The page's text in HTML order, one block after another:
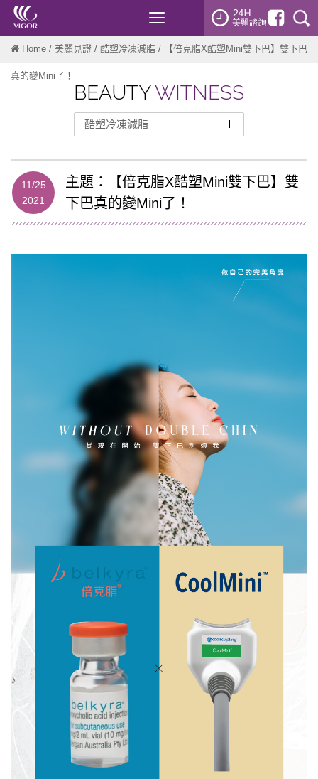
Toggle
navigation
Home / 美麗見證 / 酷塑冷凍減脂 / 【倍克脂X酷塑Mini雙下巴】雙下巴
真的變Mini了！
酷塑冷凍減脂
醫美微整
雷射光療
靚顏美體
Emface菲斯波
泡泡電波
減重門診
BEAUTYWITNESS
11/25
2021
主題：【倍克脂X酷塑Mini雙下巴】雙
下巴真的變Mini了！